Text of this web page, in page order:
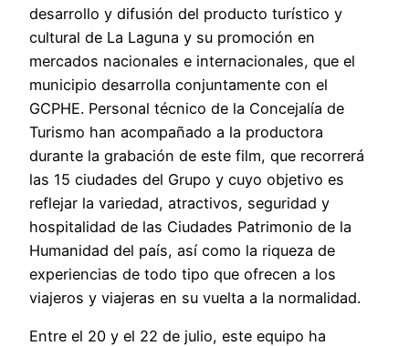
desarrollo y difusión del producto turístico y
cultural de La Laguna y su promoción en
mercados nacionales e internacionales, que el
municipio desarrolla conjuntamente con el
GCPHE. Personal técnico de la Concejalía de
Turismo han acompañado a la productora
durante la grabación de este film, que recorrerá
las 15 ciudades del Grupo y cuyo objetivo es
reflejar la variedad, atractivos, seguridad y
hospitalidad de las Ciudades Patrimonio de la
Humanidad del país, así como la riqueza de
experiencias de todo tipo que ofrecen a los
viajeros y viajeras en su vuelta a la normalidad.
Entre el 20 y el 22 de julio, este equipo ha